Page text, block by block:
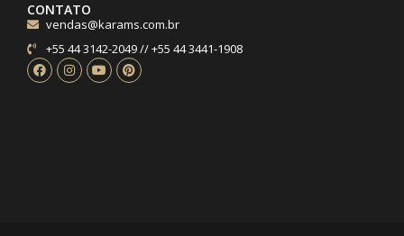
CONTATO
vendas@karams.com.br
+55 44 3142-2049 // +55 44 3441-1908